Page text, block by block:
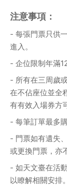
注意事項：
- 每張門票只供
進入。
- 企位限制年滿
- 所有在三周歲
在不佔座位並全
有有效入場券方
- 每筆訂單最多
- 門票如有遺失
或更換門票，亦
- 如天文臺在活
以瞭解相關安排。